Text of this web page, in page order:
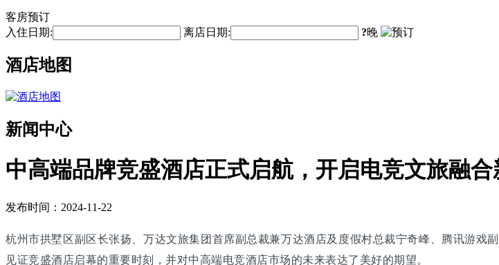
客房预订
入住日期:
离店日期: ?晚
酒店地图
新闻中心
中高端品牌竞盛酒店正式启航，开启电竞文旅融合
发布时间：2024-11-22
杭州市拱墅区副区长张扬、万达文旅集团首席副总裁兼万达酒店及度假村总裁宁奇峰、腾讯游戏
见证竞盛酒店启幕的重要时刻，并对中高端电竞酒店市场的未来表达了美好的期望。